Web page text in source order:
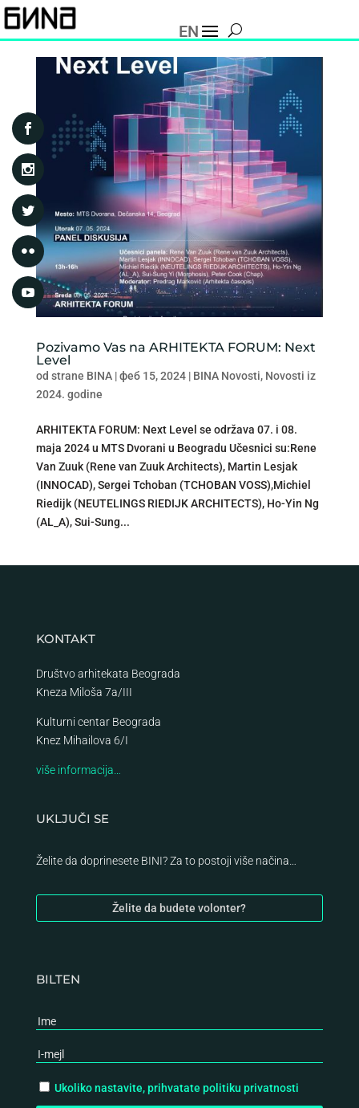
EN
Pozivamo Vas na ARHITEKTA FORUM: Next
Level
od strane BINA|феб 15, 2024| BINA Novosti, Novosti iz
2024. godine
ARHITEKTA FORUM: Next Level se održava 07. i 08.
maja 2024 u MTS Dvorani u Beogradu Učesnici su:Rene
Van Zuuk (Rene van Zuuk Architects), Martin Lesjak
(INNOCAD), Sergei Tchoban (TCHOBAN VOSS),Michiel
Riedijk (NEUTELINGS RIEDIJK ARCHITECTS), Ho-Yin Ng
(AL_A), Sui-Sung...
KONTAKT
Društvo arhitekata Beograda
Kneza Miloša 7a/III
Kulturni centar Beograda
Knez Mihailova 6/I
više informacija…
UKLJUČI SE
Želite da doprinesete BINI? Za to postoji više načina…
Želite da budete volonter?
BILTEN
Ukoliko nastavite, prihvatate politiku privatnosti